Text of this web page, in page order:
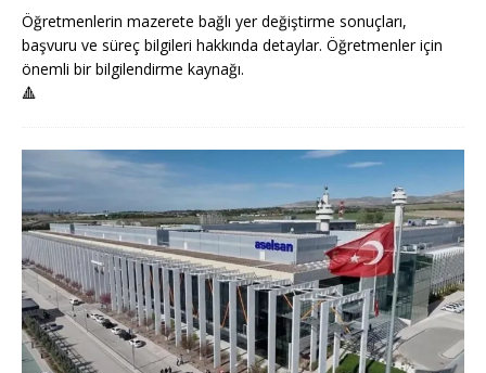
Öğretmenlerin mazerete bağlı yer değiştirme sonuçları,
başvuru ve süreç bilgileri hakkında detaylar. Öğretmenler için
önemli bir bilgilendirme kaynağı.
🔺